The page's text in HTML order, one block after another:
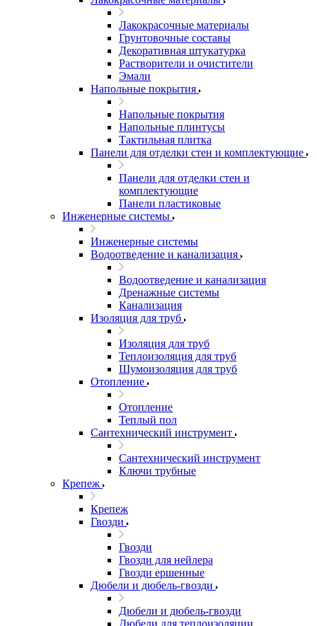
Лакокрасочные материалы
Грунтовочные составы
Декоративная штукатурка
Растворители и очистители
Эмали
Напольные покрытия
Напольные покрытия
Напольные плинтусы
Тактильная плитка
Панели для отделки стен и комплектующие
Панели для отделки стен и
комплектующие
Панели пластиковые
Инженерные системы
Инженерные системы
Водоотведение и канализация
Водоотведение и канализация
Дренажные системы
Канализация
Изоляция для труб
Изоляция для труб
Теплоизоляция для труб
Шумоизоляция для труб
Отопление
Отопление
Теплый пол
Сантехнический инструмент
Сантехнический инструмент
Ключи трубные
Крепеж
Крепеж
Гвозди
Гвозди
Гвозди для нейлера
Гвозди ершенные
Дюбели и дюбель-гвозди
Дюбели и дюбель-гвозди
Дюбели для теплоизоляции